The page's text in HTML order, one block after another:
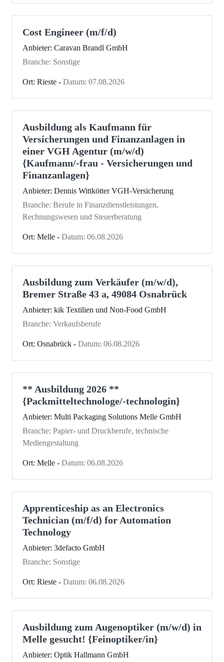
Cost Engineer (m/f/d)
Anbieter: Caravan Brandl GmbH
Branche: Sonstige
Ort: Rieste - Datum: 07.08.2026
Ausbildung als Kaufmann für
Versicherungen und Finanzanlagen in
einer VGH Agentur (m/w/d)
{Kaufmann/-frau - Versicherungen und
Finanzanlagen}
Anbieter: Dennis Wittkötter VGH-Versicherung
Branche: Berufe in Finanzdienstleistungen,
Rechnungswesen und Steuerberatung
Ort: Melle - Datum: 06.08.2026
Ausbildung zum Verkäufer (m/w/d),
Bremer Straße 43 a, 49084 Osnabrück
Anbieter: kik Textilien und Non-Food GmbH
Branche: Verkaufsberufe
Ort: Osnabrück - Datum: 06.08.2026
** Ausbildung 2026 **
{Packmitteltechnologe/-technologin}
Anbieter: Multi Packaging Solutions Melle GmbH
Branche: Papier- und Druckberufe, technische
Mediengestaltung
Ort: Melle - Datum: 06.08.2026
Apprenticeship as an Electronics
Technician (m/f/d) for Automation
Technology
Anbieter: 3defacto GmbH
Branche: Sonstige
Ort: Rieste - Datum: 06.08.2026
Ausbildung zum Augenoptiker (m/w/d) in
Melle gesucht! {Feinoptiker/in}
Anbieter: Optik Hallmann GmbH